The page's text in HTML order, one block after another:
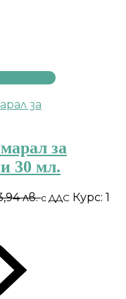
за
30 мл.
лв.с ДДС Курс: 1